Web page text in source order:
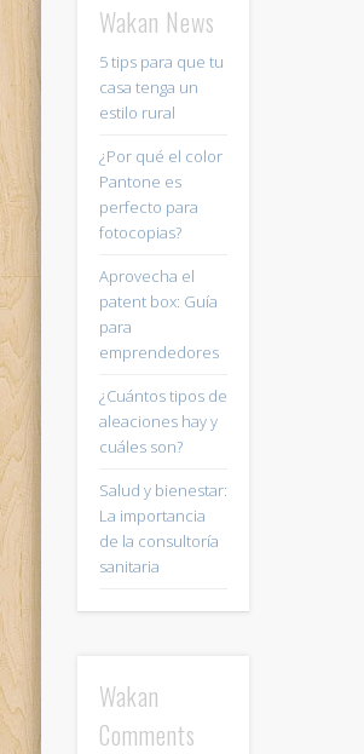
Wakan News
5 tips para que tu
casa tenga un
estilo rural
¿Por qué el color
Pantone es
perfecto para
fotocopias?
Aprovecha el
patent box: Guía
para
emprendedores
¿Cuántos tipos de
aleaciones hay y
cuáles son?
Salud y bienestar:
La importancia
de la consultoría
sanitaria
Wakan
Comments